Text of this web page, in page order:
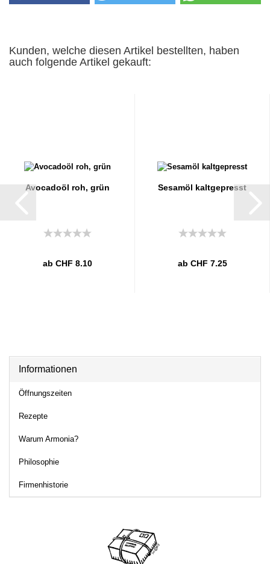
Kunden, welche diesen Artikel bestellten, haben
auch folgende Artikel gekauft:
Avocadoöl roh, grün
ab CHF 8.10
Sesamöl kaltgepresst
ab CHF 7.25
Informationen
Öffnungszeiten
Rezepte
Warum Armonia?
Philosophie
Firmenhistorie